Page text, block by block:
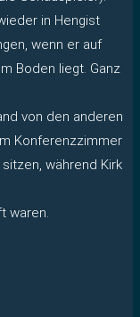
in Hengist
wenn er auf
Boden liegt. Ganz
von den anderen
Konferenzzimmer
während Kirk
waren.